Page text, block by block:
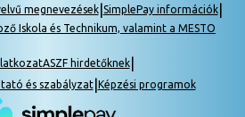
megnevezések| SimplePay információk|
Iskola és Technikum, valamint a MESTO
ASZF hirdetőknek|
és szabályzat| Képzési programok